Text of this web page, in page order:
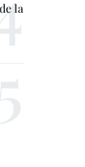
la